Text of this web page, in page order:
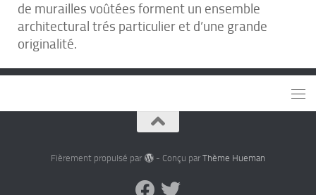
de murailles voûtées forment un ensemble
architectural trés particulier et d’une grande
originalité.
Fièrement propulsé par - Conçu par Thème Hueman